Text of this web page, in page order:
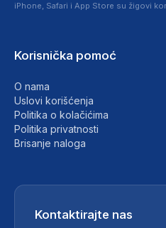
iPhone, Safari i App Store su žigovi
Korisnička pomoć
O nama
Uslovi korišćenja
Politika o kolačićima
Politika privatnosti
Brisanje naloga
Kontaktirajte nas